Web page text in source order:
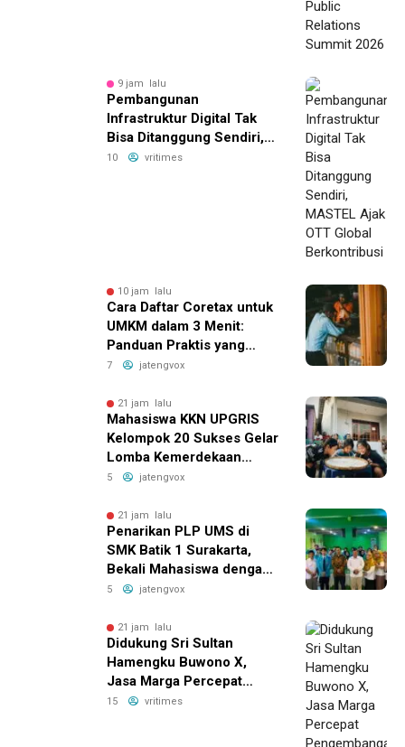
9 jam lalu
Pembangunan
Infrastruktur Digital Tak
Bisa Ditanggung Sendiri,
MASTEL Ajak OTT Global
10 vritimes
10 jam lalu
Cara Daftar Coretax untuk
UMKM dalam 3 Menit:
Panduan Praktis yang
Bikin Bisnis Anda Lebih
7 jatengvox
21 jam lalu
Mahasiswa KKN UPGRIS
Kelompok 20 Sukses Gelar
Lomba Kemerdekaan
Penuh Ceria di Kranggan
5 jatengvox
21 jam lalu
Penarikan PLP UMS di
SMK Batik 1 Surakarta,
Bekali Mahasiswa dengan
Pengalaman Nyata Dunia
5 jatengvox
21 jam lalu
Didukung Sri Sultan
Hamengku Buwono X,
Jasa Marga Percepat
Pengembangan Akses
15 vritimes